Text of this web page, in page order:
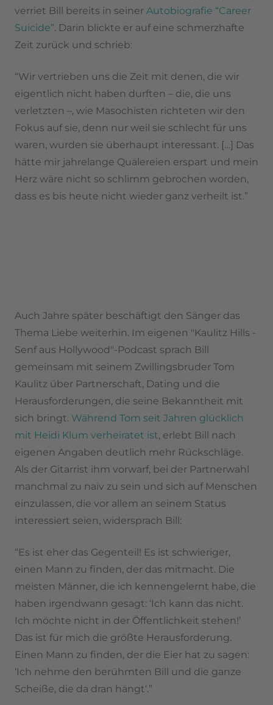
verriet Bill bereits in seiner Autobiografie “Career
Suicide”. Darin blickte er auf eine schmerzhafte
Zeit zurück und schrieb:
“Wir vertrieben uns die Zeit mit denen, die wir
eigentlich nicht haben durften – die, die uns
verletzten –, wie Masochisten richteten wir den
Fokus auf sie, denn nur weil sie schlecht für uns
waren, wurden sie überhaupt interessant. […] Das
hätte mir jahrelange Quälereien erspart und mein
Herz wäre nicht so schlimm gebrochen worden,
dass es bis heute nicht wieder ganz verheilt ist.”
Auch Jahre später beschäftigt den Sänger das
Thema Liebe weiterhin. Im eigenen "Kaulitz Hills -
Senf aus Hollywood"-Podcast sprach Bill
gemeinsam mit seinem Zwillingsbruder Tom
Kaulitz über Partnerschaft, Dating und die
Herausforderungen, die seine Bekanntheit mit
sich bringt. Während Tom seit Jahren glücklich
mit Heidi Klum verheiratet ist, erlebt Bill nach
eigenen Angaben deutlich mehr Rückschläge.
Als der Gitarrist ihm vorwarf, bei der Partnerwahl
manchmal zu naiv zu sein und sich auf Menschen
einzulassen, die vor allem an seinem Status
interessiert seien, widersprach Bill:
“Es ist eher das Gegenteil! Es ist schwieriger,
einen Mann zu finden, der das mitmacht. Die
meisten Männer, die ich kennengelernt habe, die
haben irgendwann gesagt: ‘Ich kann das nicht.
Ich möchte nicht in der Öffentlichkeit stehen!’
Das ist für mich die größte Herausforderung.
Einen Mann zu finden, der die Eier hat zu sagen:
‘Ich nehme den berühmten Bill und die ganze
Scheiße, die da dran hängt‘.”